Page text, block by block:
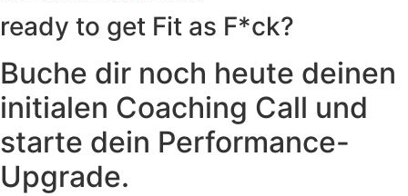
ready to get Fit as F*ck?
Buche dir noch heute deinen
initialen Coaching Call und
starte dein Performance-
Upgrade.